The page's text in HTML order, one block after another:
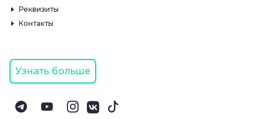
Реквизиты
Контакты
Узнать больше